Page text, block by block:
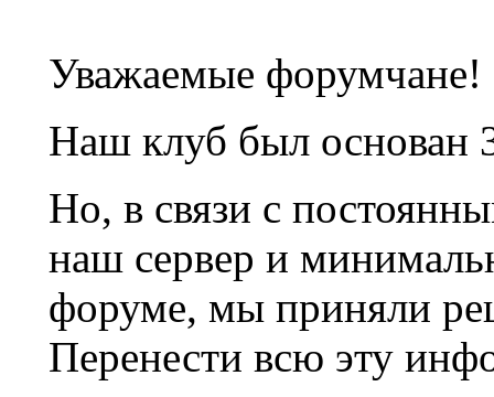
Уважаемые форумчане!
Наш клуб был основан
Но, в связи с
наш сервер и
форуме, мы приняли
Перенести всю эту